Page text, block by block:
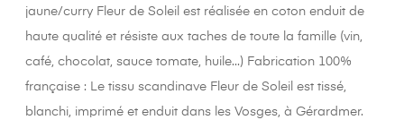
jaune/curry Fleur de Soleil est réalisée en coton enduit de
haute qualité et résiste aux taches de toute la famille (vin,
café, chocolat, sauce tomate, huile...) Fabrication 100%
française : Le tissu scandinave Fleur de Soleil est tissé,
blanchi, imprimé et enduit dans les Vosges, à Gérardmer.